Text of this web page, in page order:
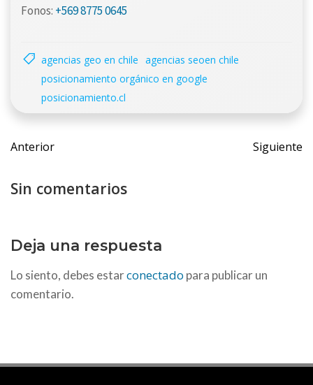
Fonos: +569 8775 0645
agencias geo en chile agencias seoen chile
posicionamiento orgánico en google
posicionamiento.cl
Navegación
de
entradas
Anterior
de
Siguiente
Sin comentarios
Deja una respuesta
Lo siento, debes estarconectado para publicar un
comentario.